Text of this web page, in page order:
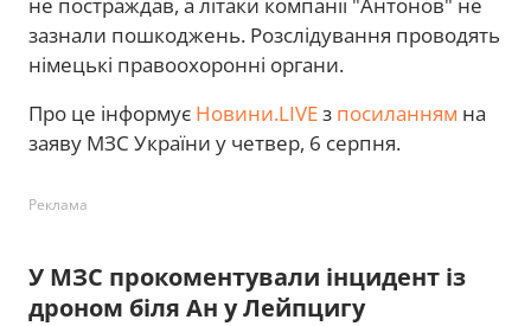
зазнали пошкоджень. Розслідування проводять
німецькі правоохоронні органи.
Про це інформує Новини.LIVEз посиланням на
заяву МЗС України у четвер, 6 серпня.
Реклама
У МЗС прокоментували інцидент із
дроном біля Ан у Лейпцигу